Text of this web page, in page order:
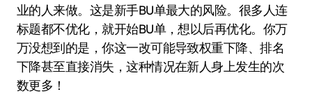
业的人来做。这是新手BU单最大的风险。很多人连
标题都不优化，就开始BU单，想以后再优化。你万
万没想到的是，你这一改可能导致权重下降、排名
下降甚至直接消失，这种情况在新人身上发生的次
数更多！